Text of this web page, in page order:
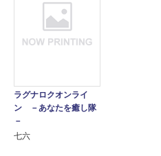
ラグナロクオンライ
ン －あなたを癒し隊
－
七六